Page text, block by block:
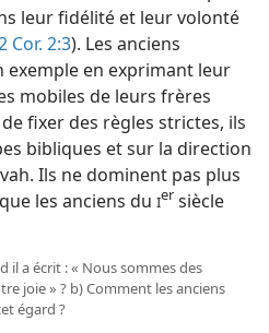
leur fidélité et leur volonté
Cor. 2:3). Les anciens
exemple en exprimant leur
mobiles de leurs frères
fixer des règles strictes, ils
bibliques et sur la direction
Ils ne dominent pas plus
les anciens du Ier siècle
il a écrit : « Nous sommes des
joie » ? b) Comment les anciens
égard ?